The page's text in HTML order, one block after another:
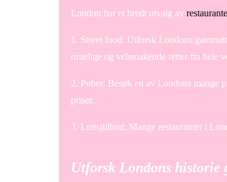
London har et bredt utvalg av
1. Street food: Utforsk Londons
rimelige og velsmakende retter fra hele
2. Puber: Besøk en av Londons mange
priser.
3. Lunsjtilbud: Mange restauranter i
Utforsk Londons historie